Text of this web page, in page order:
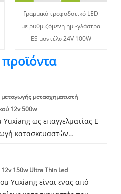
Γραμμικό τροφοδοτικό LED
με ρυθμιζόμενη ημι-γλάστρα
ES μοντέλο 24V 100W
μετασχηματιστή
12v 500w
Yuxiang ως επαγγελματίας Ε
κατασκευαστών
για πολλά χρόνια, η λύση
12V500W μας είναι πολύ
12v 150w Ultra Thin Led
Yuxiang είναι ένας από